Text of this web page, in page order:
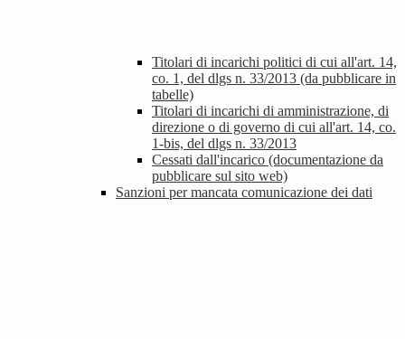
Titolari di incarichi politici di cui all'art. 14,
co. 1, del dlgs n. 33/2013 (da pubblicare in
tabelle)
Titolari di incarichi di amministrazione, di
direzione o di governo di cui all'art. 14, co.
1-bis, del dlgs n. 33/2013
Cessati dall'incarico (documentazione da
pubblicare sul sito web)
Sanzioni per mancata comunicazione dei dati